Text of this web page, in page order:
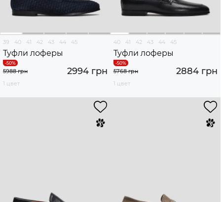
39 40 41 42 43 44 45
Туфли лоферы
2994 грн
5988 грн
1 цвет
40 41 42 43 44 45
Туфли лоферы
2884 грн
5768 грн
1 цвет